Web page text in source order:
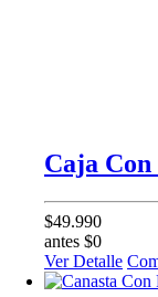
Caja Con
$49.990
antes $0
Ver Detalle